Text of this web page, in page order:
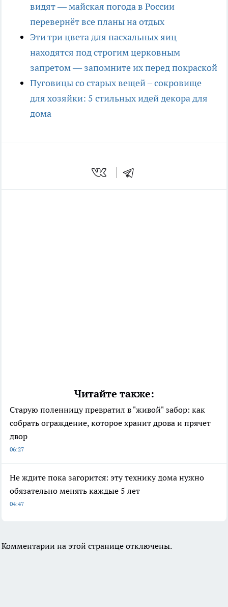
видят — майская погода в России
перевернёт все планы на отдых
Эти три цвета для пасхальных яиц
находятся под строгим церковным
запретом — запомните их перед покраской
Пуговицы со старых вещей – сокровище
для хозяйки: 5 стильных идей декора для
дома
Читайте также:
Старую поленницу превратил в "живой" забор: как
собрать ограждение, которое хранит дрова и прячет
двор
06:27
Не ждите пока загорится: эту технику дома нужно
обязательно менять каждые 5 лет
04:47
Комментарии на этой странице отключены.